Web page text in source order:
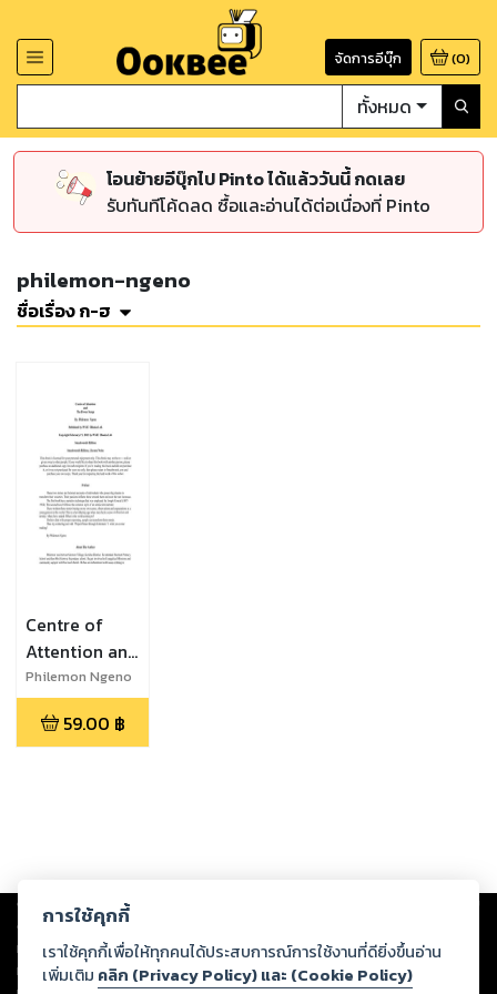
จัดการอีบุ๊ก (0)
ทั้งหมด
โอนย้ายอีบุ๊กไป Pinto ได้แล้ววันนี้ กดเลย
รับทันทีโค้ดลด ซื้อและอ่านได้ต่อเนื่องที่ Pinto
philemon-ngeno
ชื่อเรื่อง ก-ฮ
Centre of
Attention and
The Power
Surge
Philemon Ngeno
59.00 ฿
Copyright © 2026
ต่อผลงานหรือเนื้อหาใดที่อัปโหลดผ่านเว็บไซต์และปรากฏว่าละเมิดสิทธิใน
ทรัพย์สินทางปัญญาของบุคคลอื่นหรือขัดต่อกฎหมายและศีลธรรม ดังนั้น ผู้อ่าน
ทุกท่านโปรดใช้วิจารณญาณในการกลั่นกรองด้วยตนเอง และหากท่านพบว่าส่วน
การใช้คุกกี้
เราใช้คุกกี้เพื่อให้ทุกคนได้ประสบการณ์การใช้งานที่ดียิ่งขึ้นอ่าน
เพิ่มเติม คลิก (Privacy Policy) และ (Cookie Policy)